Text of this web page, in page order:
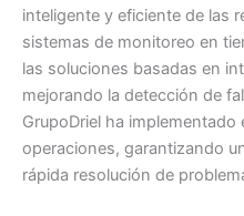
inteligente y eficiente de las
sistemas de monitoreo en
las soluciones basadas en
mejorando la detección de
GrupoDriel ha
operaciones, garantizando
rápida resolución de